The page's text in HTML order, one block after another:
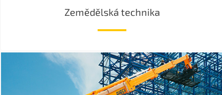
Zemědělská technika